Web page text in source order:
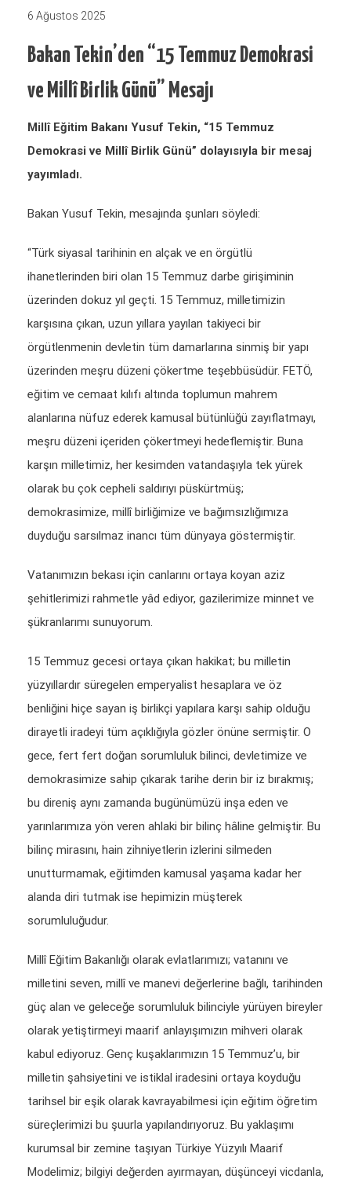
6 Ağustos 2025
Bakan Tekin’den “15 Temmuz Demokrasi
ve Millî Birlik Günü” Mesajı
Millî Eğitim Bakanı Yusuf Tekin, “15 Temmuz
Demokrasi ve Millî Birlik Günü” dolayısıyla bir mesaj
yayımladı.
Bakan Yusuf Tekin, mesajında şunları söyledi:
“Türk siyasal tarihinin en alçak ve en örgütlü
ihanetlerinden biri olan 15 Temmuz darbe girişiminin
üzerinden dokuz yıl geçti. 15 Temmuz, milletimizin
karşısına çıkan, uzun yıllara yayılan takiyeci bir
örgütlenmenin devletin tüm damarlarına sinmiş bir yapı
üzerinden meşru düzeni çökertme teşebbüsüdür. FETÖ,
eğitim ve cemaat kılıfı altında toplumun mahrem
alanlarına nüfuz ederek kamusal bütünlüğü zayıflatmayı,
meşru düzeni içeriden çökertmeyi hedeflemiştir. Buna
karşın milletimiz, her kesimden vatandaşıyla tek yürek
olarak bu çok cepheli saldırıyı püskürtmüş;
demokrasimize, millî birliğimize ve bağımsızlığımıza
duyduğu sarsılmaz inancı tüm dünyaya göstermiştir.
Vatanımızın bekası için canlarını ortaya koyan aziz
şehitlerimizi rahmetle yâd ediyor, gazilerimize minnet ve
şükranlarımı sunuyorum.
15 Temmuz gecesi ortaya çıkan hakikat; bu milletin
yüzyıllardır süregelen emperyalist hesaplara ve öz
benliğini hiçe sayan iş birlikçi yapılara karşı sahip olduğu
dirayetli iradeyi tüm açıklığıyla gözler önüne sermiştir. O
gece, fert fert doğan sorumluluk bilinci, devletimize ve
demokrasimize sahip çıkarak tarihe derin bir iz bırakmış;
bu direniş aynı zamanda bugünümüzü inşa eden ve
yarınlarımıza yön veren ahlaki bir bilinç hâline gelmiştir. Bu
bilinç mirasını, hain zihniyetlerin izlerini silmeden
unutturmamak, eğitimden kamusal yaşama kadar her
alanda diri tutmak ise hepimizin müşterek
sorumluluğudur.
Millî Eğitim Bakanlığı olarak evlatlarımızı; vatanını ve
milletini seven, millî ve manevi değerlerine bağlı, tarihinden
güç alan ve geleceğe sorumluluk bilinciyle yürüyen bireyler
olarak yetiştirmeyi maarif anlayışımızın mihveri olarak
kabul ediyoruz. Genç kuşaklarımızın 15 Temmuz’u, bir
milletin şahsiyetini ve istiklal iradesini ortaya koyduğu
tarihsel bir eşik olarak kavrayabilmesi için eğitim öğretim
süreçlerimizi bu şuurla yapılandırıyoruz. Bu yaklaşımı
kurumsal bir zemine taşıyan Türkiye Yüzyılı Maarif
Modelimiz; bilgiyi değerden ayırmayan, düşünceyi vicdanla,